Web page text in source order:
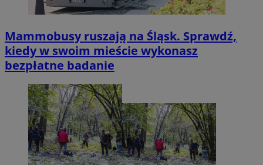
Mammobusy ruszają na Śląsk. Sprawdź,
kiedy w swoim mieście wykonasz
bezpłatne badanie